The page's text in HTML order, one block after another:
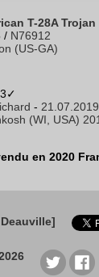
T-28A Trojan
/ N76912
(US-GA)
- 21.07.2019
(WI, USA)
en 2020